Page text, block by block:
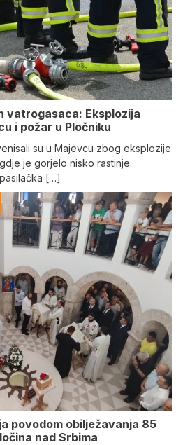
vatrogasaca: Eksplozija
i požar u Pločniku
su u Majevcu zbog eksplozije
je gorjelo nisko rastinje.
[…]
povodom obilježavanja 85
nad Srbima